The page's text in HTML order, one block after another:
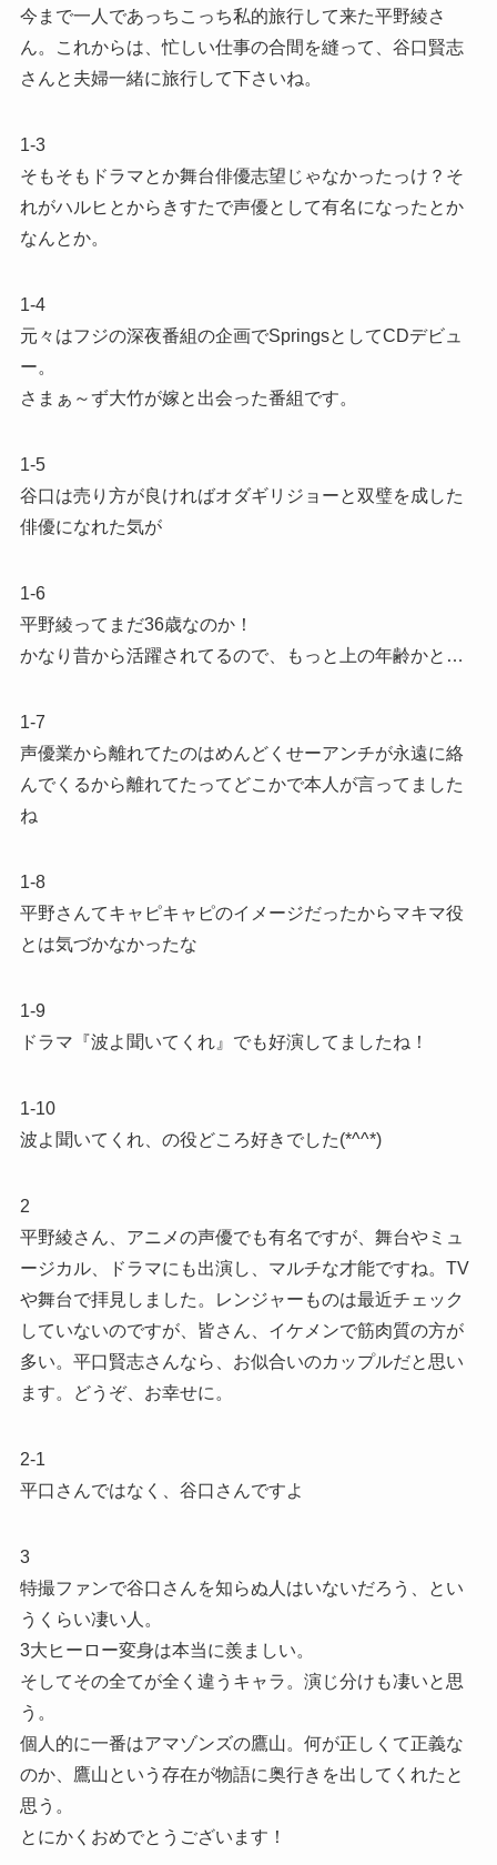
今まで一人であっちこっち私的旅行して来た平野綾さ
ん。これからは、忙しい仕事の合間を縫って、谷口賢志
さんと夫婦一緒に旅行して下さいね。
1-3
そもそもドラマとか舞台俳優志望じゃなかったっけ？そ
れがハルヒとからきすたで声優として有名になったとか
なんとか。
1-4
元々はフジの深夜番組の企画でSpringsとしてCDデビュ
ー。
さまぁ～ず大竹が嫁と出会った番組です。
1-5
谷口は売り方が良ければオダギリジョーと双璧を成した
俳優になれた気が
1-6
平野綾ってまだ36歳なのか！
かなり昔から活躍されてるので、もっと上の年齢かと…
1-7
声優業から離れてたのはめんどくせーアンチが永遠に絡
んでくるから離れてたってどこかで本人が言ってました
ね
1-8
平野さんてキャピキャピのイメージだったからマキマ役
とは気づかなかったな
1-9
ドラマ『波よ聞いてくれ』でも好演してましたね！
1-10
波よ聞いてくれ、の役どころ好きでした(*^^*)
2
平野綾さん、アニメの声優でも有名ですが、舞台やミュ
ージカル、ドラマにも出演し、マルチな才能ですね。TV
や舞台で拝見しました。レンジャーものは最近チェック
していないのですが、皆さん、イケメンで筋肉質の方が
多い。平口賢志さんなら、お似合いのカップルだと思い
ます。どうぞ、お幸せに。
2-1
平口さんではなく、谷口さんですよ
3
特撮ファンで谷口さんを知らぬ人はいないだろう、とい
うくらい凄い人。
3大ヒーロー変身は本当に羨ましい。
そしてその全てが全く違うキャラ。演じ分けも凄いと思
う。
個人的に一番はアマゾンズの鷹山。何が正しくて正義な
のか、鷹山という存在が物語に奥行きを出してくれたと
思う。
とにかくおめでとうございます！